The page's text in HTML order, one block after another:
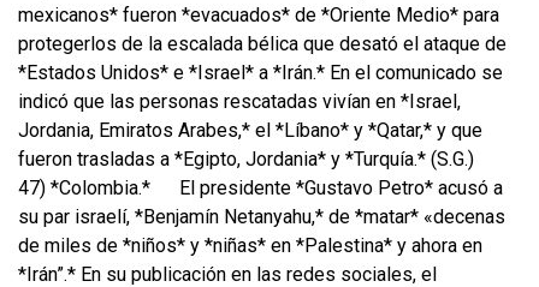
mexicanos* fueron *evacuados* de *Oriente Medio* para
protegerlos de la escalada bélica que desató el ataque de
*Estados Unidos* e *Israel* a *Irán.* En el comunicado se
indicó que las personas rescatadas vivían en *Israel,
Jordania, Emiratos Arabes,* el *Líbano* y *Qatar,* y que
fueron trasladas a *Egipto, Jordania* y *Turquía.* (S.G.)
47) *Colombia.*
El presidente *Gustavo Petro* acusó a
su par israelí, *Benjamín Netanyahu,* de *matar* «decenas
de miles de *niños* y *niñas* en *Palestina* y ahora en
*Irán”.* En su publicación en las redes sociales, el